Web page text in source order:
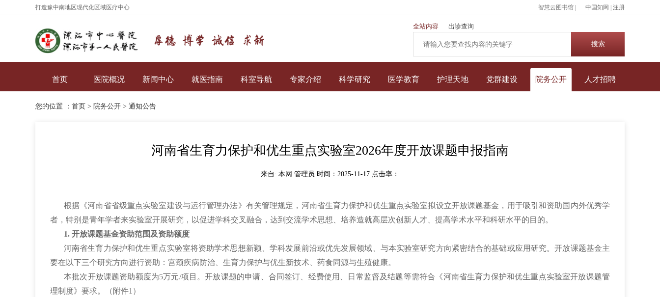
打造豫中南地区现代化区域医疗中心 智慧云图书馆 | 中国知网 注册
全站内容 出诊查询
首页 医院概况 新闻中心 就医指南 科室导航 专家介绍 科学研究 医学教育 护理天地 党群建设 院务公开 人才招聘
您的位置 ： 首页 > 院务公开 > 通知公告
河南省生育力保护和优生重点实验室2026年度开放课题申报指南
来自: 本网 管理员 时间：2025-11-17 点击率：
根据《河南省省级重点实验室建设与运行管理办法》有关管理规定，河南省生育力保护和优生重点实验室拟设立开放课题基金，用于吸引和资助国内外优秀学
者，特别是青年学者来实验室开展研究，以促进学科交叉融合，达到交流学术思想、培养造就高层次创新人才、提高学术水平和科研水平的目的。
1. 开放课题基金资助范围及资助额度
河南省生育力保护和优生重点实验室将资助学术思想新颖、学科发展前沿或优先发展领域、与本实验室研究方向紧密结合的基础或应用研究。开放课题基金主
要在以下三个研究方向进行资助：宫颈疾病防治、生育力保护与优生新技术、药食同源与生殖健康。
本批次开放课题资助额度为5万元/项目。开放课题的申请、合同签订、经费使用、日常监督及结题等需符合《河南省生育力保护和优生重点实验室开放课题管
理制度》要求。（附件1）